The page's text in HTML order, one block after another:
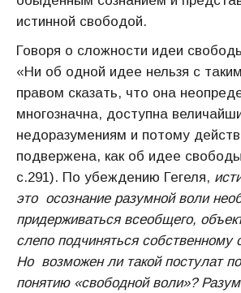
истинной свободой.
Говоря о сложности идеи
«Ни об одной идее нельзя с
правом сказать, что она
многозначна, доступна
недоразумениям и потому
подвержена, как об идее
с.291). По убеждению Гегеля,
это осознание разумной воли
придерживаться всеобщего,
слепо подчиняться собственному
Но возможен ли такой постулат
понятию «свободной воли»?